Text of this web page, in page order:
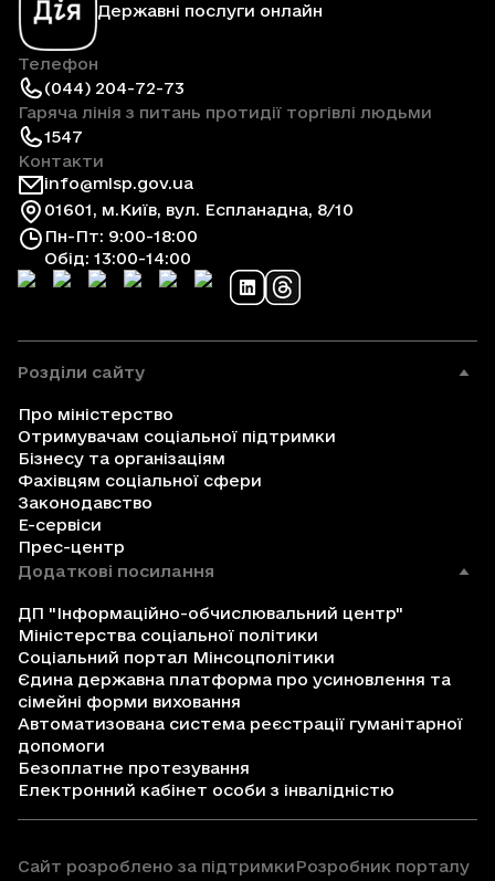
Державні послуги онлайн
Телефон
(044) 204-72-73
Гаряча лінія з питань протидії торгівлі людьми
1547
Контакти
info@mlsp.gov.ua
01601, м.Київ, вул. Еспланадна, 8/10
Пн-Пт: 9:00-18:00
Обід: 13:00-14:00
Розділи сайту
Про міністерство
Отримувачам соціальної підтримки
Бізнесу та організаціям
Фахівцям соціальної сфери
Законодавство
Е-сервіси
Прес-центр
Додаткові посилання
ДП "Інформаційно-обчислювальний центр"
Міністерства соціальної політики
Соціальний портал Мінсоцполітики
Єдина державна платформа про усиновлення та
сімейні форми виховання
Автоматизована система реєстрації гуманітарної
допомоги
Безоплатне протезування
Електронний кабінет особи з інвалідністю
Сайт розроблено за підтримкиРозробник порталу